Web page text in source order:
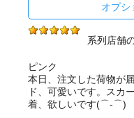
オプシ
系列店舗
ピンク
本日、注文した荷物が
ド、可愛いです。スカ
着、欲しいです(⌒‐⌒)